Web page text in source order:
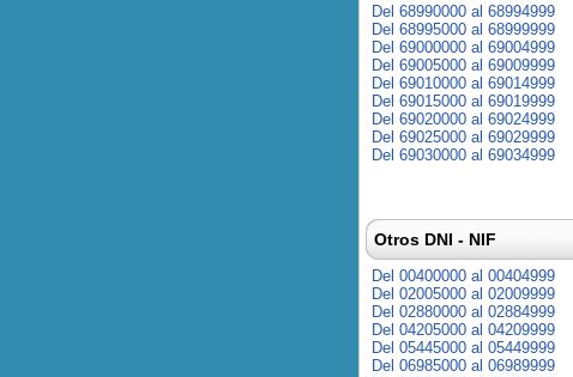
Del 68990000 al 68994999
Del 68995000 al 68999999
Del 69000000 al 69004999
Del 69005000 al 69009999
Del 69010000 al 69014999
Del 69015000 al 69019999
Del 69020000 al 69024999
Del 69025000 al 69029999
Del 69030000 al 69034999
Otros DNI - NIF
Del 00400000 al 00404999
Del 02005000 al 02009999
Del 02880000 al 02884999
Del 04205000 al 04209999
Del 05445000 al 05449999
Del 06985000 al 06989999